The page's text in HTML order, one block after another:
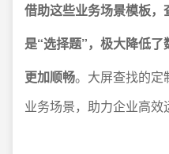
借助这些业务场景模板
是“选择题”，极大降低
更加顺畅。大屏查找的定
业务场景，助力企业高效